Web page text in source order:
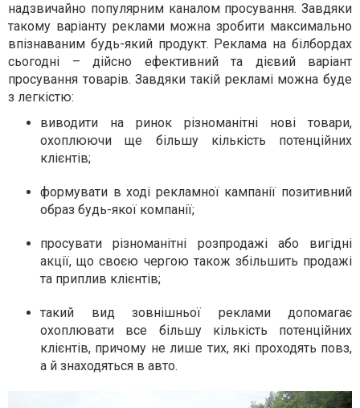
надзвичайно популярним каналом просування. Завдяки
такому варіанту реклами можна зробити максимально
впізнаваним будь-який продукт. Реклама на білбордах
сьогодні – дійсно ефективний та дієвий варіант
просування товарів. Завдяки такій рекламі можна буде
з легкістю:
виводити на ринок різноманітні нові товари,
охоплюючи ще більшу кількість потенційних
клієнтів;
формувати в ході рекламної кампанії позитивний
образ будь-якої компанії;
просувати різноманітні розпродажі або вигідні
акції, що своєю чергою також збільшить продажі
та приплив клієнтів;
такий вид зовнішньої реклами допомагає
охоплювати все більшу кількість потенційних
клієнтів, причому не лише тих, які проходять повз,
а й знаходяться в авто.